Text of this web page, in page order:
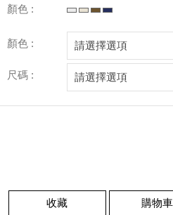
顏色 :
顏色 :
尺碼 :
收藏 購物車